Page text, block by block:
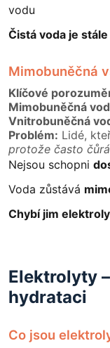
vodu
Čistá voda je
Mimobuněčná
Klíčové
Mimobuněčná
Vnitrobuněčná
Problém: Lidé,
protože často
Nejsou schopni
Voda zůstává
Chybí jim
Elektrolyty
hydrataci
Co jsou